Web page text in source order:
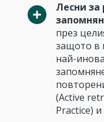
Лесни за
през
защото в
най-
(Active
Practice) и